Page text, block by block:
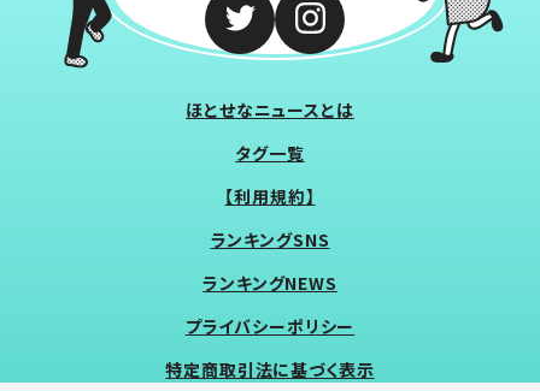
ほとせなニュースとは
タグ一覧
【利用規約】
ランキングSNS
ランキングNEWS
プライバシーポリシー
特定商取引法に基づく表示